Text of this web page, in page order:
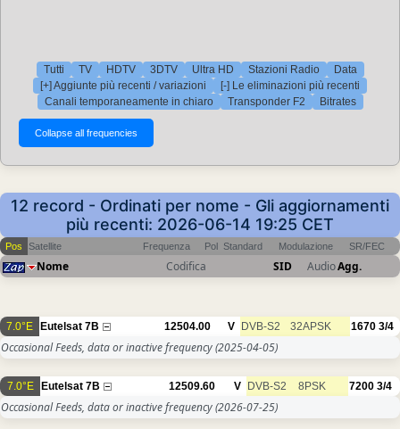
Tutti TV HDTV 3DTV Ultra HD Stazioni Radio
Data
[+] Aggiunte più recenti / variazioni
[-] Le eliminazioni più recenti
Canali temporaneamente in chiaro
Transponder F2 Bitrates
12 record - Ordinati per nome - Gli aggiornamenti
più recenti: 2026-06-14 19:25 CET
Pos Satellite Frequenza Pol Standard Modulazione SR/FEC
Nome Codifica SID AudioAgg.
7.0°E Eutelsat 7B 12504.00 V DVB-S2 32APSK 1670 3/4
Occasional Feeds, data or inactive frequency(2025-04-05)
7.0°E Eutelsat 7B 12509.60 V DVB-S2 8PSK 7200 3/4
Occasional Feeds, data or inactive frequency(2026-07-25)